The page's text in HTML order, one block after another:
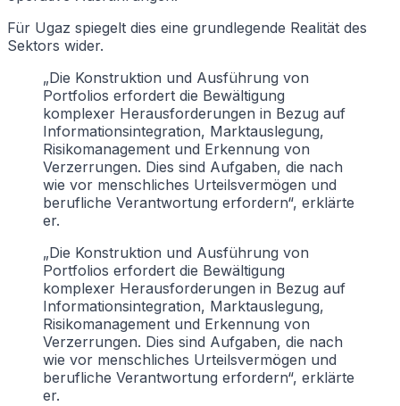
Für Ugaz spiegelt dies eine grundlegende Realität des
Sektors wider.
„Die Konstruktion und Ausführung von
Portfolios erfordert die Bewältigung
komplexer Herausforderungen in Bezug auf
Informationsintegration, Marktauslegung,
Risikomanagement und Erkennung von
Verzerrungen. Dies sind Aufgaben, die nach
wie vor menschliches Urteilsvermögen und
berufliche Verantwortung erfordern“, erklärte
er.
„Die Konstruktion und Ausführung von
Portfolios erfordert die Bewältigung
komplexer Herausforderungen in Bezug auf
Informationsintegration, Marktauslegung,
Risikomanagement und Erkennung von
Verzerrungen. Dies sind Aufgaben, die nach
wie vor menschliches Urteilsvermögen und
berufliche Verantwortung erfordern“, erklärte
er.